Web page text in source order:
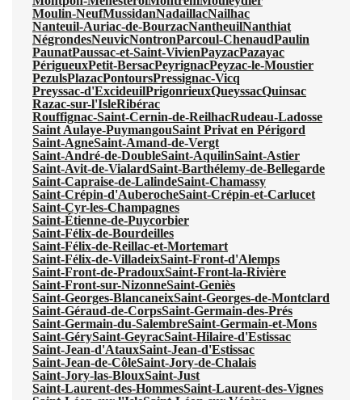
Moulin-NeufMussidanNadaillacNailhac
Nanteuil-Auriac-de-BourzacNantheuilNanthiat
NégrondesNeuvicNontronParcoul-ChenaudPaulin
PaunatPaussac-et-Saint-VivienPayzacPazayac
PérigueuxPetit-BersacPeyrignacPeyzac-le-Moustier
PezulsPlazacPontoursPressignac-Vicq
Preyssac-d'ExcideuilPrigonrieuxQueyssacQuinsac
Razac-sur-l'IsleRibérac
Rouffignac-Saint-Cernin-de-ReilhacRudeau-Ladosse
Saint Aulaye-PuymangouSaint Privat en Périgord
Saint-AgneSaint-Amand-de-Vergt
Saint-André-de-DoubleSaint-AquilinSaint-Astier
Saint-Avit-de-VialardSaint-Barthélemy-de-Bellegarde
Saint-Capraise-de-LalindeSaint-Chamassy
Saint-Crépin-d'AuberocheSaint-Crépin-et-Carlucet
Saint-Cyr-les-Champagnes
Saint-Étienne-de-Puycorbier
Saint-Félix-de-Bourdeilles
Saint-Félix-de-Reillac-et-Mortemart
Saint-Félix-de-VilladeixSaint-Front-d'Alemps
Saint-Front-de-PradouxSaint-Front-la-Rivière
Saint-Front-sur-NizonneSaint-Geniès
Saint-Georges-BlancaneixSaint-Georges-de-Montclard
Saint-Géraud-de-CorpsSaint-Germain-des-Prés
Saint-Germain-du-SalembreSaint-Germain-et-Mons
Saint-GérySaint-GeyracSaint-Hilaire-d'Estissac
Saint-Jean-d'AtauxSaint-Jean-d'Estissac
Saint-Jean-de-CôleSaint-Jory-de-Chalais
Saint-Jory-las-BlouxSaint-Just
Saint-Laurent-des-HommesSaint-Laurent-des-Vignes